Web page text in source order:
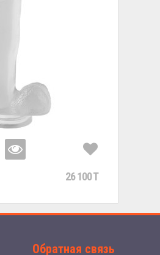
26 100 T
Обратная связь